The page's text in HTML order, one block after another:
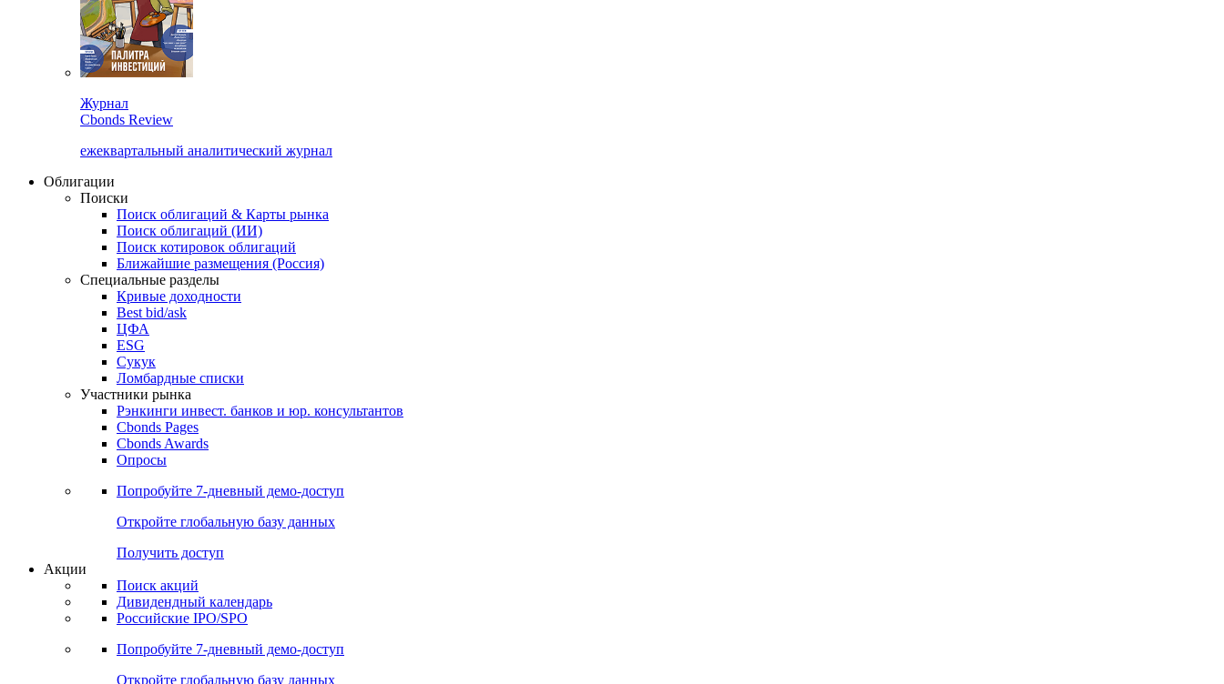
Журнал
Cbonds Review
ежеквартальный аналитический журнал
Облигации
Поиски
Поиск облигаций & Карты рынка
Поиск облигаций (ИИ)
Поиск котировок облигаций
Ближайшие размещения (Россия)
Специальные разделы
Кривые доходности
Best bid/ask
ЦФА
ESG
Сукук
Ломбардные списки
Участники рынка
Рэнкинги инвест. банков и юр. консультантов
Cbonds Pages
Cbonds Awards
Опросы
Попробуйте7-дневный
Откройте глобальную базу данных
Получить доступ
Акции
Поиск акций
Дивидендный календарь
Российские IPO/SPO